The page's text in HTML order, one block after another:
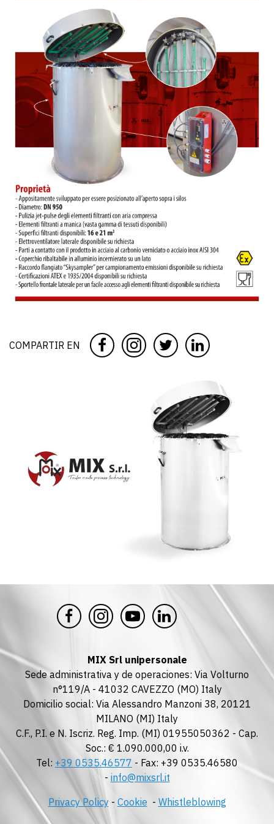
COMPARTIR EN
MIX Srl unipersonale
Sede administrativa y de operaciones: Via Volturno
n°119/A - 41032 CAVEZZO (MO) Italy
Domicilio social: Via Alessandro Manzoni 38, 20121
MILANO (MI) Italy
C.F., P.I. e N. Iscriz. Reg. Imp. (MI) 01955050362 - Cap.
Soc.: € 1.090.000,00 i.v.
Tel: +39 0535.46577 - Fax: +39 0535.46580
- info@mixsrl.it
Privacy Policy- Cookie - Whistleblowing